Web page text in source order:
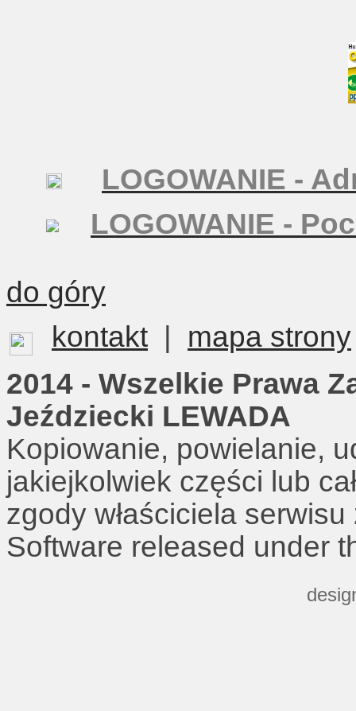
LOGOWANIE -
LOGOWANIE -
do góry
kontakt
mapa strony
2014 - Wszelkie Prawa
Jeździecki LEWADA
Kopiowanie, powielanie,
jakiejkolwiek części lub
zgody właściciela
Software released under